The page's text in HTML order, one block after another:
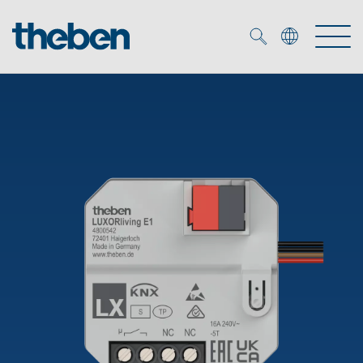
Smart Home
Aanwezigheids- en bewegingsmelders
LED spot
OEM-oplossingen
OEM-experts
Oplossingen
Tijd- en lichtregeling
DALI-2 lichtregeling
Mediatheek